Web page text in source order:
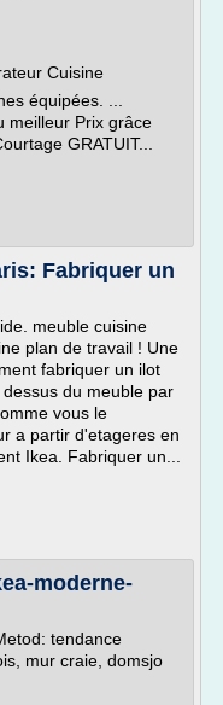
Cuisine
équipées. ...
meilleur Prix grâce
GRATUIT...
Fabriquer un
meuble cuisine
plan de travail ! Une
fabriquer un ilot
du meuble par
vous le
a partir d'etageres en
Ikea. Fabriquer un...
moderne-
tendance
mur craie, domsjo